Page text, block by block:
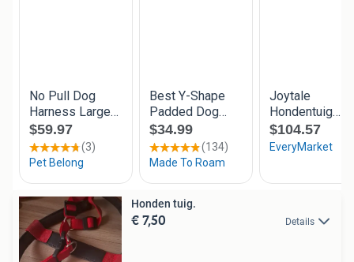
Honden tuig.
€ 7,50 Details